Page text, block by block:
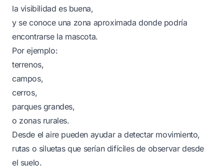
la visibilidad es buena,
y se conoce una zona aproximada donde podría
encontrarse la mascota.
Por ejemplo:
terrenos,
campos,
cerros,
parques grandes,
o zonas rurales.
Desde el aire pueden ayudar a detectar movimiento,
rutas o siluetas que serían difíciles de observar desde
el suelo.